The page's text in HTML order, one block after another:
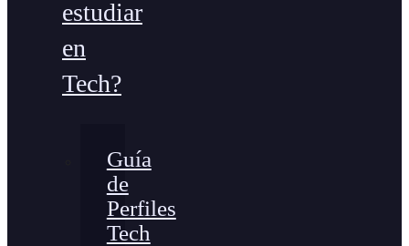
estudiar
en
Tech?
Guía
de
Perfiles
Tech